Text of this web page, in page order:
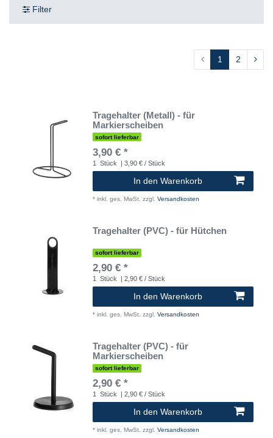
Filter
1 2
Tragehalter (Metall) - für
Markierscheiben
sofort lieferbar
3,90 € *
1 Stück | 3,90 € / Stück
In den Warenkorb
* inkl. ges. MwSt. zzgl. Versandkosten
Tragehalter (PVC) - für Hütchen
sofort lieferbar
2,90 € *
1 Stück | 2,90 € / Stück
In den Warenkorb
* inkl. ges. MwSt. zzgl. Versandkosten
Tragehalter (PVC) - für
Markierscheiben
sofort lieferbar
2,90 € *
1 Stück | 2,90 € / Stück
In den Warenkorb
* inkl. ges. MwSt. zzgl. Versandkosten